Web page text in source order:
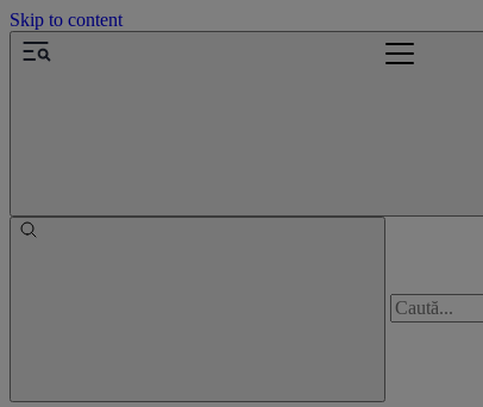
Skip to content